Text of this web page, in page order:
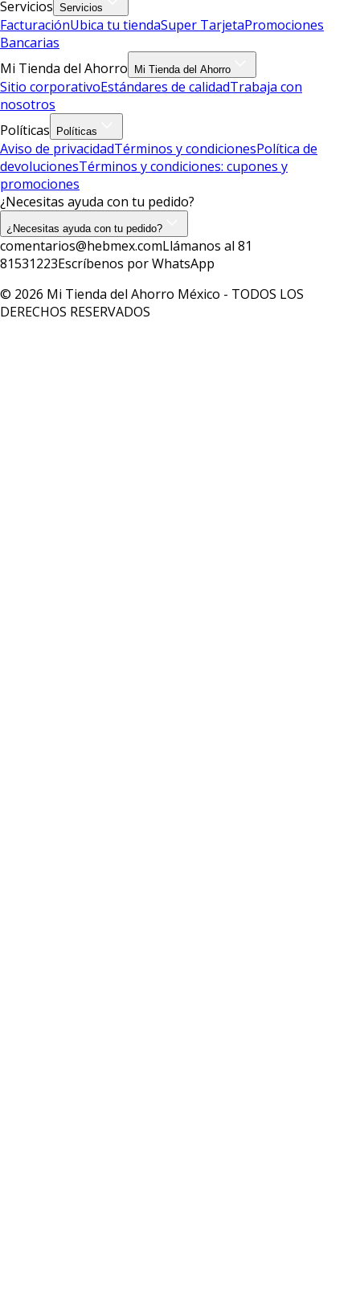
Servicios Servicios
FacturaciónUbica tu tiendaSuper TarjetaPromociones
Bancarias
Mi Tienda del Ahorro
Mi Tienda del Ahorro
Sitio corporativoEstándares de calidadTrabaja con
nosotros
Políticas
Políticas
Aviso de privacidadTérminos y condicionesPolítica de
devolucionesTérminos y condiciones: cupones y
promociones
¿Necesitas ayuda con tu pedido?
¿Necesitas ayuda con tu pedido?
comentarios@hebmex.comLlámanos al 81
81531223Escríbenos por WhatsApp
© 2026 Mi Tienda del Ahorro México - TODOS LOS
DERECHOS RESERVADOS